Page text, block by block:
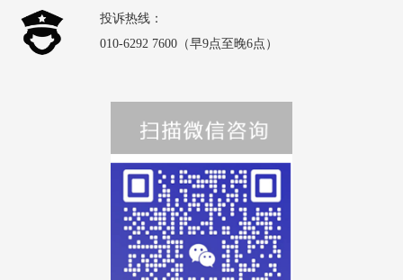
投诉热线：
010-6292 7600（早9点至晚6点）